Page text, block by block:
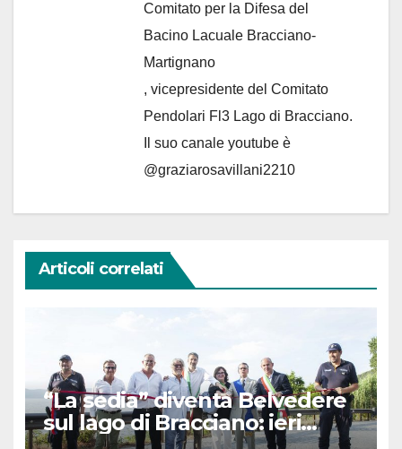
Comitato per la Difesa del
Bacino Lacuale Bracciano-
Martignano
, vicepresidente del Comitato
Pendolari Fl3 Lago di Bracciano.
Il suo canale youtube è
@graziarosavillani2210
Articoli correlati
“La sedia” diventa Belvedere
sul lago di Bracciano: ieri